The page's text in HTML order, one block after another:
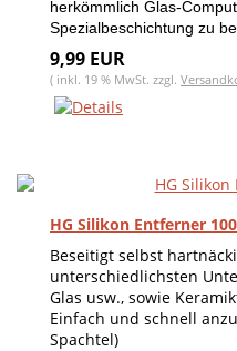
herkömmlich Glas-
Spezialbeschichtung zu
9,99 EUR
( inkl. 19 % MwSt. zzgl.
HG Silikon Entferner
Beseitigt selbst
unterschiedlichsten
Glas usw., sowie
Einfach und schnell
Spachtel)